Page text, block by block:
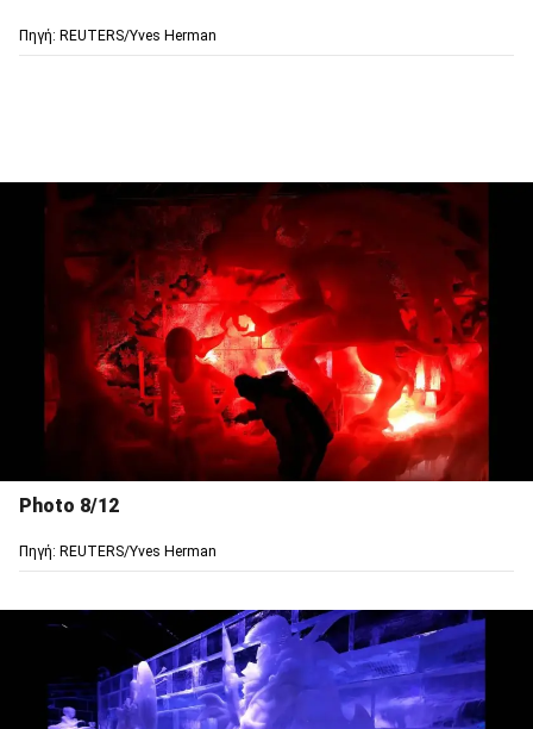
Πηγή: REUTERS/Yves Herman
Photo 8/12
Πηγή: REUTERS/Yves Herman